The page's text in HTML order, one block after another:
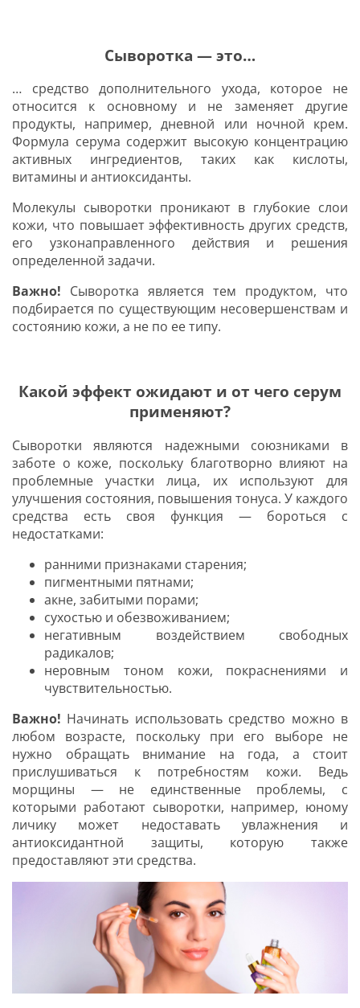
Сыворотка — это…
… средство дополнительного ухода, которое не
относится к основному и не заменяет другие
продукты, например, дневной или ночной крем.
Формула серума содержит высокую концентрацию
активных ингредиентов, таких как кислоты,
витамины и антиоксиданты.
Молекулы сыворотки проникают в глубокие слои
кожи, что повышает эффективность других средств,
его узконаправленного действия и решения
определенной задачи.
Важно! Сыворотка является тем продуктом, что
подбирается по существующим несовершенствам и
состоянию кожи, а не по ее типу.
Какой эффект ожидают и от чего серум
применяют?
Сыворотки являются надежными союзниками в
заботе о коже, поскольку благотворно влияют на
проблемные участки лица, их используют для
улучшения состояния, повышения тонуса. У каждого
средства есть своя функция — бороться с
недостатками:
ранними признаками старения;
пигментными пятнами;
акне, забитыми порами;
сухостью и обезвоживанием;
негативным воздействием свободных
радикалов;
неровным тоном кожи, покраснениями и
чувствительностью.
Важно! Начинать использовать средство можно в
любом возрасте, поскольку при его выборе не
нужно обращать внимание на года, а стоит
прислушиваться к потребностям кожи. Ведь
морщины — не единственные проблемы, с
которыми работают сыворотки, например, юному
личику может недоставать увлажнения и
антиоксидантной защиты, которую также
предоставляют эти средства.